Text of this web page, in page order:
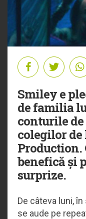
Smiley e
de familia
conturile
colegilor de
Production.
benefică și
surprize.
De câteva luni,
se aude pe